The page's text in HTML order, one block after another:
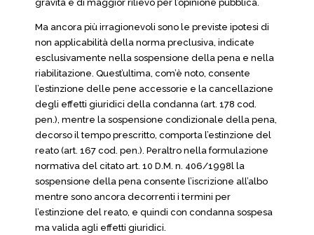
gravità e di maggior rilievo per l’opinione pubblica.
Ma ancora più irragionevoli sono le previste ipotesi di
non applicabilità della norma preclusiva, indicate
esclusivamente nella sospensione della pena e nella
riabilitazione. Quest’ultima, com’è noto, consente
l’estinzione delle pene accessorie e la cancellazione
degli effetti giuridici della condanna (art. 178 cod.
pen.), mentre la sospensione condizionale della pena,
decorso il tempo prescritto, comporta l’estinzione del
reato (art. 167 cod. pen.). Peraltro nella formulazione
normativa del citato art. 10 D.M. n. 406/1998l la
sospensione della pena consente l’iscrizione all’albo
mentre sono ancora decorrenti i termini per
l’estinzione del reato, e quindi con condanna sospesa
ma valida agli effetti giuridici.